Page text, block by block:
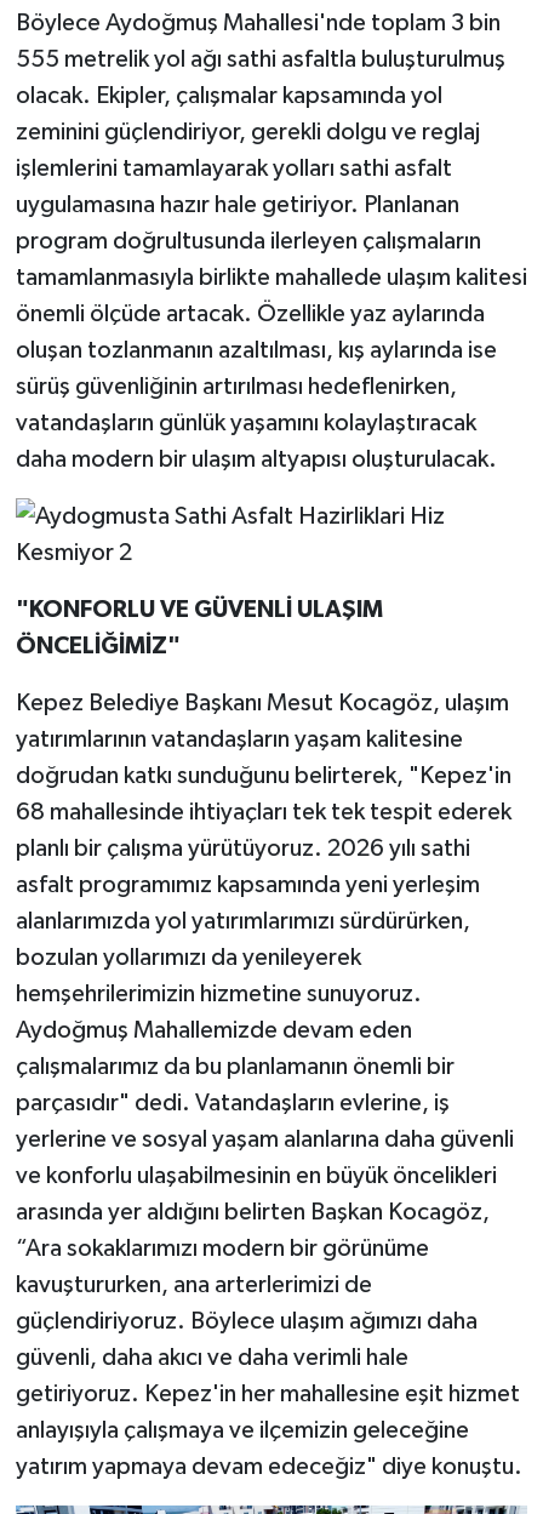
Böylece Aydoğmuş Mahallesi'nde toplam 3 bin
555 metrelik yol ağı sathi asfaltla buluşturulmuş
olacak. Ekipler, çalışmalar kapsamında yol
zeminini güçlendiriyor, gerekli dolgu ve reglaj
işlemlerini tamamlayarak yolları sathi asfalt
uygulamasına hazır hale getiriyor. Planlanan
program doğrultusunda ilerleyen çalışmaların
tamamlanmasıyla birlikte mahallede ulaşım kalitesi
önemli ölçüde artacak. Özellikle yaz aylarında
oluşan tozlanmanın azaltılması, kış aylarında ise
sürüş güvenliğinin artırılması hedeflenirken,
vatandaşların günlük yaşamını kolaylaştıracak
daha modern bir ulaşım altyapısı oluşturulacak.
"KONFORLU VE GÜVENLİ ULAŞIM
ÖNCELİĞİMİZ"
Kepez Belediye Başkanı Mesut Kocagöz, ulaşım
yatırımlarının vatandaşların yaşam kalitesine
doğrudan katkı sunduğunu belirterek, "Kepez'in
68 mahallesinde ihtiyaçları tek tek tespit ederek
planlı bir çalışma yürütüyoruz. 2026 yılı sathi
asfalt programımız kapsamında yeni yerleşim
alanlarımızda yol yatırımlarımızı sürdürürken,
bozulan yollarımızı da yenileyerek
hemşehrilerimizin hizmetine sunuyoruz.
Aydoğmuş Mahallemizde devam eden
çalışmalarımız da bu planlamanın önemli bir
parçasıdır" dedi. Vatandaşların evlerine, iş
yerlerine ve sosyal yaşam alanlarına daha güvenli
ve konforlu ulaşabilmesinin en büyük öncelikleri
arasında yer aldığını belirten Başkan Kocagöz,
“Ara sokaklarımızı modern bir görünüme
kavuştururken, ana arterlerimizi de
güçlendiriyoruz. Böylece ulaşım ağımızı daha
güvenli, daha akıcı ve daha verimli hale
getiriyoruz. Kepez'in her mahallesine eşit hizmet
anlayışıyla çalışmaya ve ilçemizin geleceğine
yatırım yapmaya devam edeceğiz" diye konuştu.